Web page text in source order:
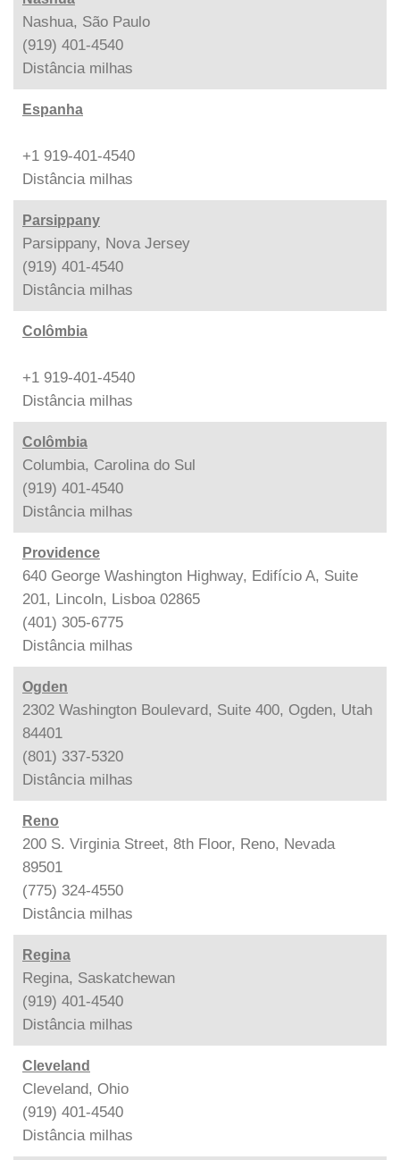
Nashua, São Paulo
(919) 401-4540
Distância milhas
Espanha
+1 919-401-4540
Distância milhas
Parsippany
Parsippany, Nova Jersey
(919) 401-4540
Distância milhas
Colômbia
+1 919-401-4540
Distância milhas
Colômbia
Columbia, Carolina do Sul
(919) 401-4540
Distância milhas
Providence
640 George Washington Highway, Edifício A, Suite
201, Lincoln, Lisboa 02865
(401) 305-6775
Distância milhas
Ogden
2302 Washington Boulevard, Suite 400, Ogden, Utah
84401
(801) 337-5320
Distância milhas
Reno
200 S. Virginia Street, 8th Floor, Reno, Nevada
89501
(775) 324-4550
Distância milhas
Regina
Regina, Saskatchewan
(919) 401-4540
Distância milhas
Cleveland
Cleveland, Ohio
(919) 401-4540
Distância milhas